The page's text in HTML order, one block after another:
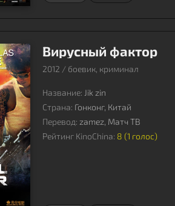
Вирусный фактор
2012 / боевик, криминал
Название: Jik zin
Страна: Гонконг, Китай
Перевод: zamez, Матч ТВ
Рейтинг KinoChina: 8 (1 голос)